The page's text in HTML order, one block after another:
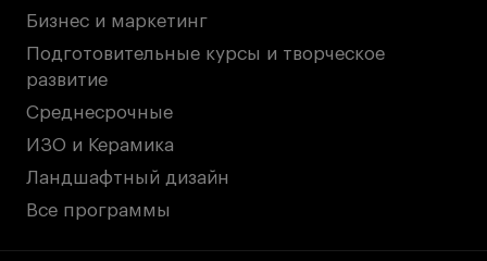
Бизнес и маркетинг
Подготовительные курсы и творческое
развитие
Среднесрочные
ИЗО и Керамика
Ландшафтный дизайн
Все программы